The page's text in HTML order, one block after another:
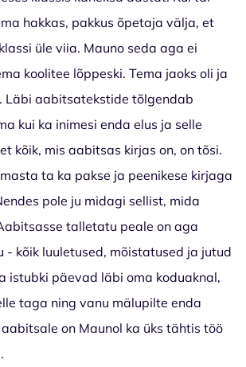
hakkas, pakkus õpetaja välja, et
üle viia. Mauno seda aga ei
koolitee lõppeski. Tema jaoks oli ja
Läbi aabitsatekstide tõlgendab
kui ka inimesi enda elus ja selle
kõik, mis aabitsas kirjas on, on tõsi.
ta ka pakse ja peenikese kirjaga
pole ju midagi sellist, mida
talletatu peale on aga
- kõik luuletused, mõistatused ja jutud
istubki päevad läbi oma koduaknal,
taga ning vanu mälupilte enda
aabitsale on Maunol ka üks tähtis töö